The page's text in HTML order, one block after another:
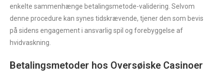
enkelte sammenhænge betalingsmetode-validering. Selvom
denne procedure kan synes tidskrævende, tjener den som bevis
på sidens engagement i ansvarlig spil og forebyggelse af
hvidvaskning.
Betalingsmetoder hos Oversøiske Casinoer